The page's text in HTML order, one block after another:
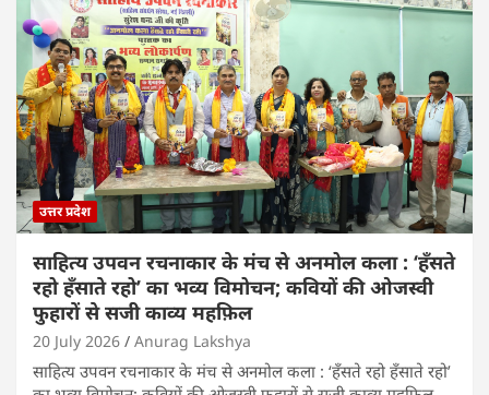
उत्तर प्रदेश
साहित्य उपवन रचनाकार के मंच से अनमोल कला : ‘हॅंसते
रहो हॅंसाते रहो’ का भव्य विमोचन; कवियों की ओजस्वी
फुहारों से सजी काव्य महफ़िल
20 July 2026 Anurag Lakshya
साहित्य उपवन रचनाकार के मंच से अनमोल कला : ‘हॅंसते रहो हॅंसाते रहो’